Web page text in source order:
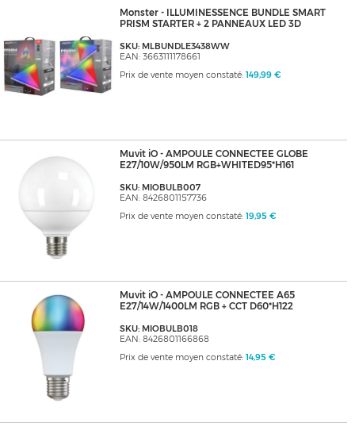
Monster - ILLUMINESSENCE BUNDLE SMART
PRISM STARTER + 2 PANNEAUX LED 3D
SKU: MLBUNDLE3438WW
EAN: 3663111178661
Prix de vente moyen constaté: 149,99 €
Muvit iO - AMPOULE CONNECTEE GLOBE
E27/10W/950LM RGB+WHITED95*H161
SKU: MIOBULB007
EAN: 8426801157736
Prix de vente moyen constaté: 19,95 €
Muvit iO - AMPOULE CONNECTEE A65
E27/14W/1400LM RGB + CCT D60*H122
SKU: MIOBULB018
EAN: 8426801166868
Prix de vente moyen constaté: 14,95 €